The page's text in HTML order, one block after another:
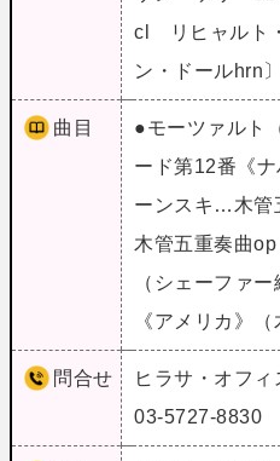
cl リヒャルト
ン・ドールhrn
曲目
●モーツァルト
ード第12番《
ーンスキ…木管
木管五重奏曲
（シェーファ
《アメリカ》
問合せ
ヒラサ・オフィ
03-5727-8830